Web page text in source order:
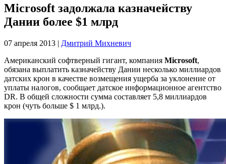
Microsoft задолжала казначейству
Дании более $1 млрд
07 апреля 2013 | Дмитрий Михневич
Американский софтверный гигант, компания Microsoft,
обязана выплатить казначейству Дании несколько миллиардов
датских крон в качестве возмещения ущерба за уклонение от
уплаты налогов, сообщает датское информационное агентство
DR. В общей сложности сумма составляет 5,8 миллиардов
крон (чуть больше $ 1 млрд.).